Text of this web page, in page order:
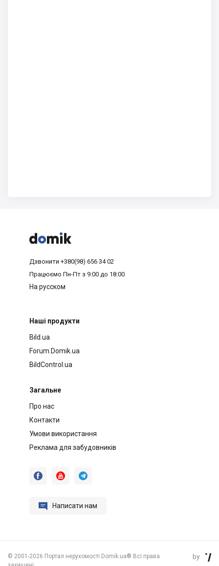



Дзвонити +380(98) 656 34 02
Працюємо Пн-Пт з 9:00 до 18:00
На русском
Наші продукти
Bild.ua
Forum.Domik.ua
BildControl.ua
Загальне
Про нас
Контакти
Умови використання
Реклама для забудовників
  
 Написати нам
© 2001-2026 Портал нерухомості Domik.ua® Всі права
by 